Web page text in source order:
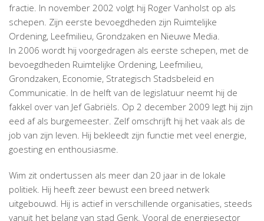
fractie. In november 2002 volgt hij Roger Vanholst op als
schepen. Zijn eerste bevoegdheden zijn Ruimtelijke
Ordening, Leefmilieu, Grondzaken en Nieuwe Media.
In 2006 wordt hij voorgedragen als eerste schepen, met de
bevoegdheden Ruimtelijke Ordening, Leefmilieu,
Grondzaken, Economie, Strategisch Stadsbeleid en
Communicatie. In de helft van de legislatuur neemt hij de
fakkel over van Jef Gabriëls. Op 2 december 2009 legt hij zijn
eed af als burgemeester. Zelf omschrijft hij het vaak als de
job van zijn leven. Hij bekleedt zijn functie met veel energie,
goesting en enthousiasme.
Wim zit ondertussen als meer dan 20 jaar in de lokale
politiek. Hij heeft zeer bewust een breed netwerk
uitgebouwd. Hij is actief in verschillende organisaties, steeds
vanuit het belang van stad Genk. Vooral de energiesector